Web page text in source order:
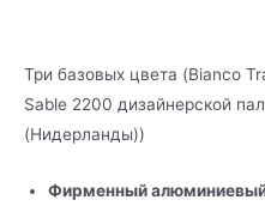
Три базовых цвета (Bianco
Sable 2200 дизайнерской
(Нидерланды))
Фирменный